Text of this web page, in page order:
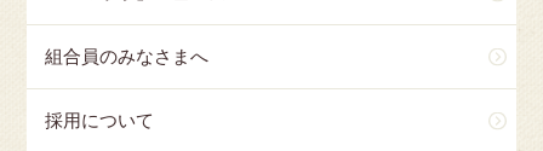
組合員のみなさまへ
採用について